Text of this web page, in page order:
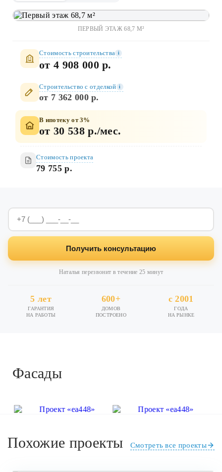
ПЕРВЫЙ ЭТАЖ 68,7 М²
Стоимость строительства i
от 4 908 000 р.
Строительство c отделкой i
от 7 362 000 р.
В ипотеку от 3%
от 30 538 р./мес.
Стоимость проекта
79 755 р.
Получить консультацию
Наталья перезвонит в течение 25 минут
5 лет
ГАРАНТИЯ
НА РАБОТЫ
600+
ДОМОВ
ПОСТРОЕНО
с 2001
ГОДА
НА РЫНКЕ
Фасады
Похожие проекты Смотреть все проекты